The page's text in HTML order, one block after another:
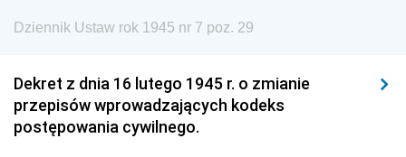
Dziennik Ustaw rok 1945 nr 7 poz. 29
Dekret z dnia 16 lutego 1945 r. o zmianie
przepisów wprowadzających kodeks
postępowania cywilnego.